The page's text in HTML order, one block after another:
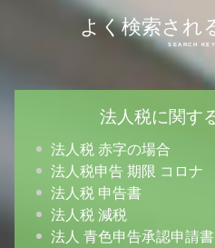
よく検索され
法人税に関す
法人税 赤字の場合
法人税申告 期限 コロナ
法人税 申告書
法人税 減税
法人 青色申告承認申請書